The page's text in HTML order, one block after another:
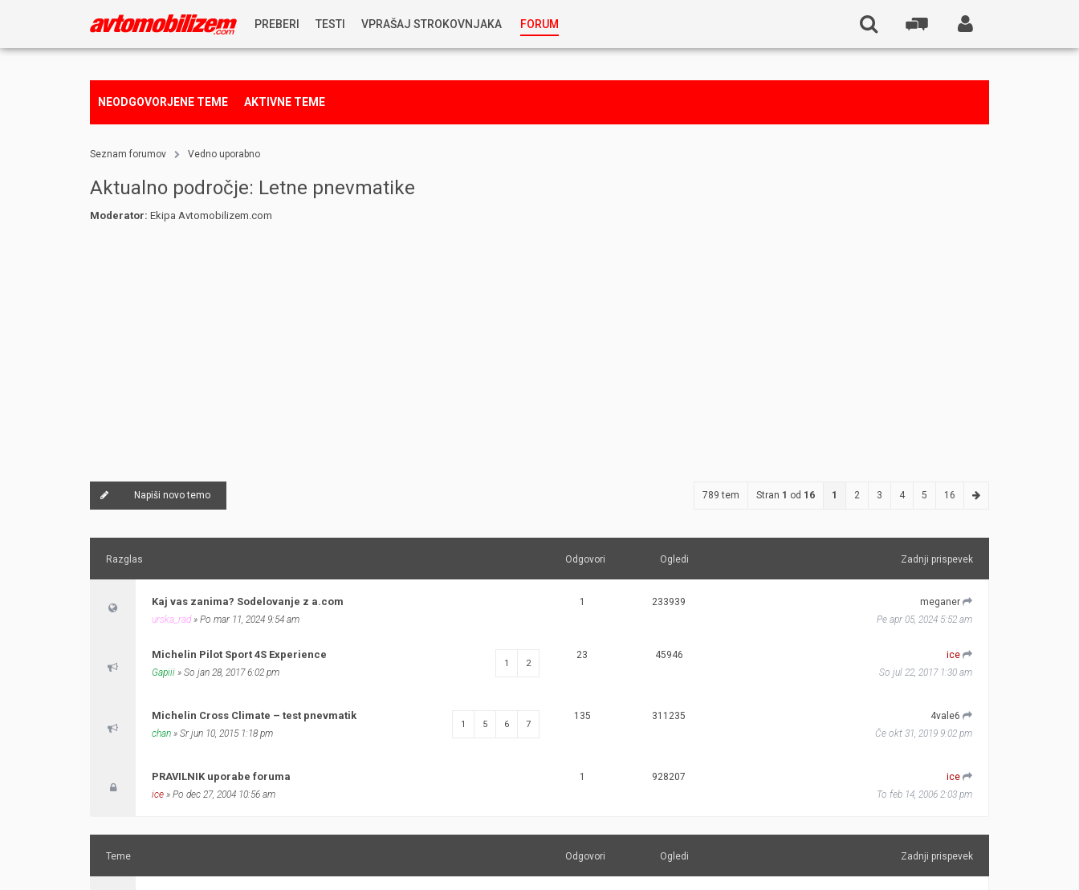
PREBERI
NAGRADNA IGRA
TESTI VPRAŠAJ STROKOVNJAKA
KOSTJA PRIHODA
TOMAŽ DEMŠAR
FORUM
NEODGOVORJENE TEME AKTIVNE TEME
Seznam forumov Vedno uporabno
Aktualno področje: Letne pnevmatike
Moderator: Ekipa Avtomobilizem.com
Napiši novo temo 789 tem Stran 1 od 16 1 2 3 4 5 16
Razglas Odgovori Ogledi Zadnji prispevek
Kaj vas zanima? Sodelovanje z a.com
urska_rad» Po mar 11, 2024 9:54 am
1 233939
meganer
Pe apr 05, 2024 5:52 am
1 2
Michelin Pilot Sport 4S Experience
Gapiii » So jan 28, 2017 6:02 pm
23 45946
ice
So jul 22, 2017 1:30 am
1 5 6 7
Michelin Cross Climate – test pnevmatik
chan » Sr jun 10, 2015 1:18 pm
135 311235
4vale6
Če okt 31, 2019 9:02 pm
PRAVILNIK uporabe foruma
ice » Po dec 27, 2004 10:56 am
1 928207
ice
To feb 14, 2006 2:03 pm
Teme Odgovori Ogledi Zadnji prispevek